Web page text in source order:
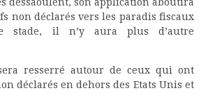
dessaoulent, son application aboutira
non déclarés vers les paradis fiscaux
stade, il n’y aura plus d’autre
resserré autour de ceux qui ont
déclarés en dehors des Etats Unis et